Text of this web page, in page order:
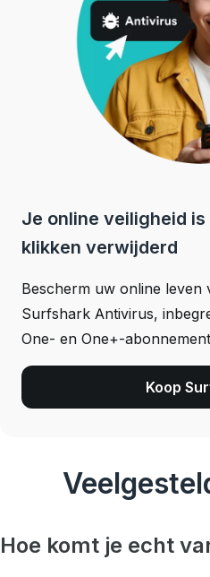
Je online veiligheid
klikken verwijderd
Bescherm uw online leven
Surfshark Antivirus,
One- en One+-
Koop
Hoe komt je echt